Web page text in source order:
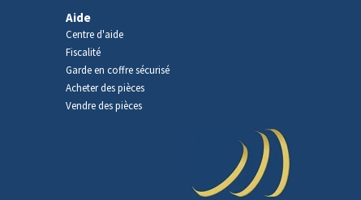
Aide
Centre d'aide
Fiscalité
Garde en coffre sécurisé
Acheter des pièces
Vendre des pièces